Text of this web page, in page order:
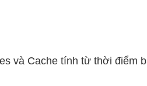
và Cache tính từ thời điểm